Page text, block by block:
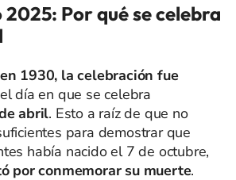
Por qué se celebra
en 1930, la celebración fue
día en que se celebra
abril. Esto a raíz de que no
para demostrar que
había nacido el 7 de octubre,
por conmemorar su muerte.